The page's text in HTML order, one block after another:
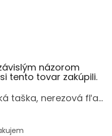
názorom
tento tovar zakúpili.
Ballet set školská taška, nerezová fľaša a plný peračník s motívom baletky pre dievča
je 5 z 5 hviezdičiek.